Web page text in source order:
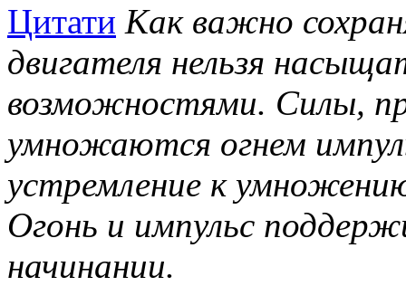
Цитати Как важно
двигателя нельзя
возможностями. Силы,
умножаются огнем
устремление к
Огонь и импульс
начинании.